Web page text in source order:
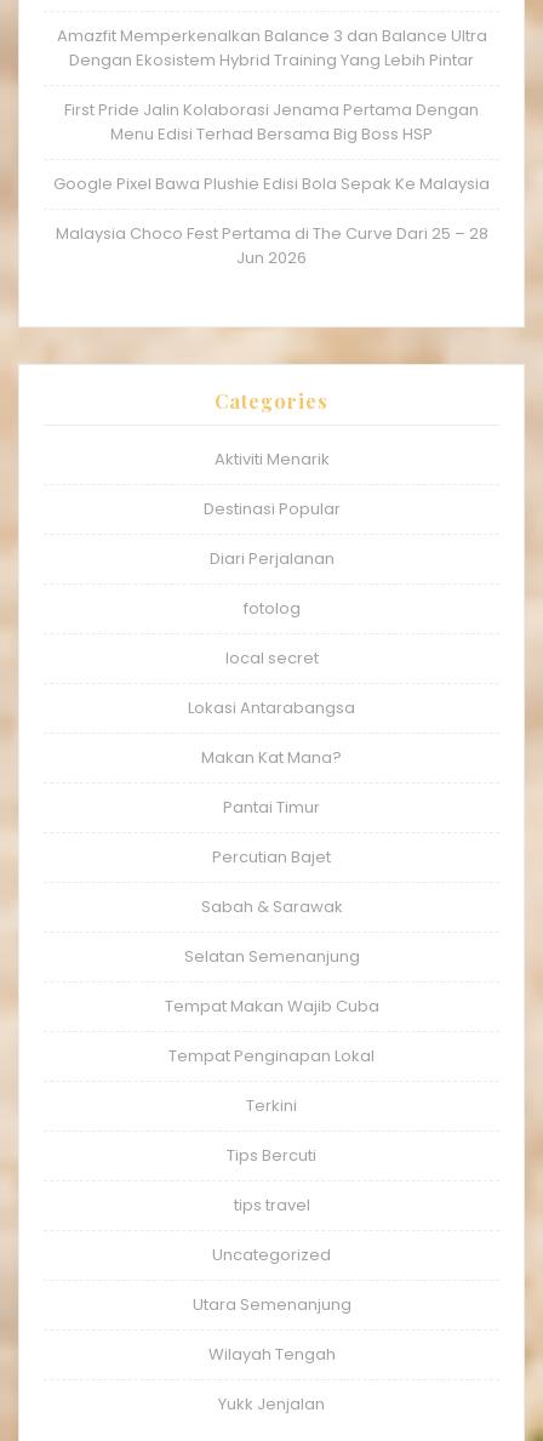
Amazfit Memperkenalkan Balance 3 dan Balance Ultra
Dengan Ekosistem Hybrid Training Yang Lebih Pintar
First Pride Jalin Kolaborasi Jenama Pertama Dengan
Menu Edisi Terhad Bersama Big Boss HSP
Google Pixel Bawa Plushie Edisi Bola Sepak Ke Malaysia
Malaysia Choco Fest Pertama di The Curve Dari 25 – 28
Jun 2026
Categories
Aktiviti Menarik
Destinasi Popular
Diari Perjalanan
fotolog
local secret
Lokasi Antarabangsa
Makan Kat Mana?
Pantai Timur
Percutian Bajet
Sabah & Sarawak
Selatan Semenanjung
Tempat Makan Wajib Cuba
Tempat Penginapan Lokal
Terkini
Tips Bercuti
tips travel
Uncategorized
Utara Semenanjung
Wilayah Tengah
Yukk Jenjalan